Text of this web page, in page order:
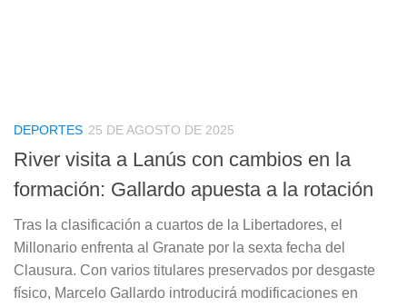
DEPORTES 25 DE AGOSTO DE 2025
River visita a Lanús con cambios en la
formación: Gallardo apuesta a la rotación
Tras la clasificación a cuartos de la Libertadores, el
Millonario enfrenta al Granate por la sexta fecha del
Clausura. Con varios titulares preservados por desgaste
físico, Marcelo Gallardo introducirá modificaciones en